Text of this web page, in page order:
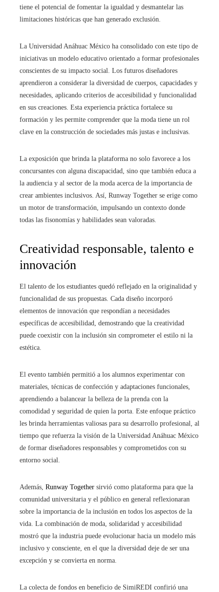
tiene el potencial de fomentar la igualdad y desmantelar las
limitaciones históricas que han generado exclusión.
La Universidad Anáhuac México ha consolidado con este tipo de
iniciativas un modelo educativo orientado a formar profesionales
conscientes de su impacto social. Los futuros diseñadores
aprendieron a considerar la diversidad de cuerpos, capacidades y
necesidades, aplicando criterios de accesibilidad y funcionalidad
en sus creaciones. Esta experiencia práctica fortalece su
formación y les permite comprender que la moda tiene un rol
clave en la construcción de sociedades más justas e inclusivas.
La exposición que brinda la plataforma no solo favorece a los
concursantes con alguna discapacidad, sino que también educa a
la audiencia y al sector de la moda acerca de la importancia de
crear ambientes inclusivos. Así, Runway Together se erige como
un motor de transformación, impulsando un contexto donde
todas las fisonomías y habilidades sean valoradas.
Creatividad responsable, talento e
innovación
El talento de los estudiantes quedó reflejado en la originalidad y
funcionalidad de sus propuestas. Cada diseño incorporó
elementos de innovación que respondían a necesidades
específicas de accesibilidad, demostrando que la creatividad
puede coexistir con la inclusión sin comprometer el estilo ni la
estética.
El evento también permitió a los alumnos experimentar con
materiales, técnicas de confección y adaptaciones funcionales,
aprendiendo a balancear la belleza de la prenda con la
comodidad y seguridad de quien la porta. Este enfoque práctico
les brinda herramientas valiosas para su desarrollo profesional, al
tiempo que refuerza la visión de la Universidad Anáhuac México
de formar diseñadores responsables y comprometidos con su
entorno social.
Además, Runway Together sirvió como plataforma para que la
comunidad universitaria y el público en general reflexionaran
sobre la importancia de la inclusión en todos los aspectos de la
vida. La combinación de moda, solidaridad y accesibilidad
mostró que la industria puede evolucionar hacia un modelo más
inclusivo y consciente, en el que la diversidad deje de ser una
excepción y se convierta en norma.
La colecta de fondos en beneficio de SimiREDI confirió una